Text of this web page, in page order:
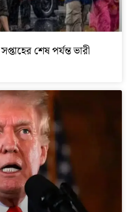
শেষ পর্যন্ত ভারী